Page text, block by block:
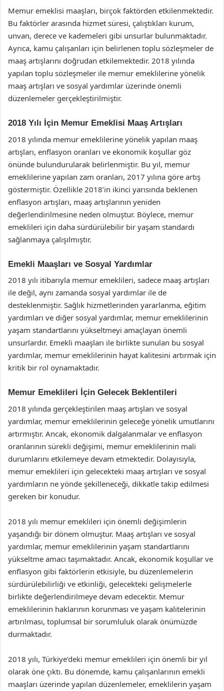
Memur emeklisi maaşları, birçok faktörden etkilenmektedir.
Bu faktörler arasında hizmet süresi, çalıştıkları kurum,
unvan, derece ve kademeleri gibi unsurlar bulunmaktadır.
Ayrıca, kamu çalışanları için belirlenen toplu sözleşmeler de
maaş artışlarını doğrudan etkilemektedir. 2018 yılında
yapılan toplu sözleşmeler ile memur emeklilerine yönelik
maaş artışları ve sosyal yardımlar üzerinde önemli
düzenlemeler gerçekleştirilmiştir.
2018 Yılı İçin Memur Emeklisi Maaş Artışları
2018 yılında memur emeklilerine yönelik yapılan maaş
artışları, enflasyon oranları ve ekonomik koşullar göz
önünde bulundurularak belirlenmiştir. Bu yıl, memur
emeklilerine yapılan zam oranları, 2017 yılına göre artış
göstermiştir. Özellikle 2018’in ikinci yarısında beklenen
enflasyon artışları, maaş artışlarının yeniden
değerlendirilmesine neden olmuştur. Böylece, memur
emeklileri için daha sürdürülebilir bir yaşam standardı
sağlanmaya çalışılmıştır.
Emekli Maaşları ve Sosyal Yardımlar
2018 yılı itibarıyla memur emeklileri, sadece maaş artışları
ile değil, aynı zamanda sosyal yardımlar ile de
desteklenmiştir. Sağlık hizmetlerinden yararlanma, eğitim
yardımları ve diğer sosyal yardımlar, memur emeklilerinin
yaşam standartlarını yükseltmeyi amaçlayan önemli
unsurlardır. Emekli maaşları ile birlikte sunulan bu sosyal
yardımlar, memur emeklilerinin hayat kalitesini artırmak için
kritik bir rol oynamaktadır.
Memur Emeklileri İçin Gelecek Beklentileri
2018 yılında gerçekleştirilen maaş artışları ve sosyal
yardımlar, memur emeklilerinin geleceğe yönelik umutlarını
artırmıştır. Ancak, ekonomik dalgalanmalar ve enflasyon
oranlarının sürekli değişimi, memur emeklilerinin mali
durumlarını etkilemeye devam etmektedir. Dolayısıyla,
memur emeklileri için gelecekteki maaş artışları ve sosyal
yardımların ne yönde şekilleneceği, dikkatle takip edilmesi
gereken bir konudur.
2018 yılı memur emeklileri için önemli değişimlerin
yaşandığı bir dönem olmuştur. Maaş artışları ve sosyal
yardımlar, memur emeklilerinin yaşam standartlarını
yükseltme amacı taşımaktadır. Ancak, ekonomik koşullar ve
enflasyon gibi faktörlerin etkisiyle, bu düzenlemelerin
sürdürülebilirliği ve etkinliği, gelecekteki gelişmelerle
birlikte değerlendirilmeye devam edecektir. Memur
emeklilerinin haklarının korunması ve yaşam kalitelerinin
artırılması, toplumsal bir sorumluluk olarak önümüzde
durmaktadır.
2018 yılı, Türkiye’deki memur emeklileri için önemli bir yıl
olarak öne çıktı. Bu dönemde, kamu çalışanlarının emekli
maaşları üzerinde yapılan düzenlemeler, emeklilerin yaşam